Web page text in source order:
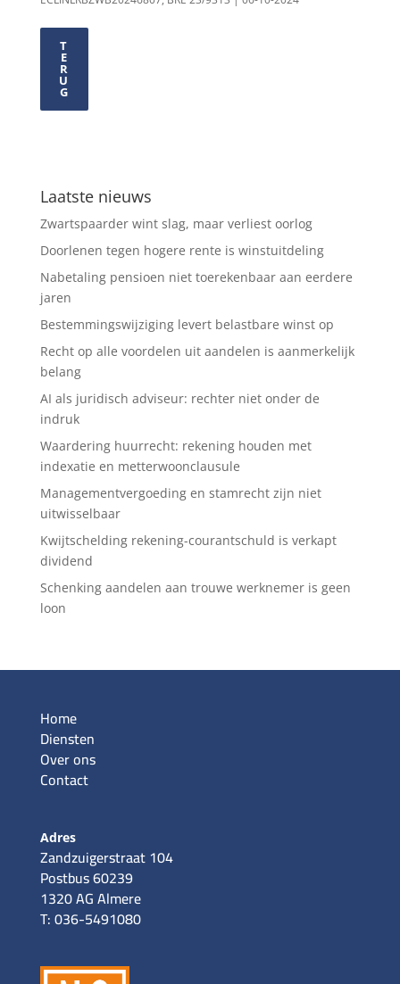
T
E
R
U
G
Laatste nieuws
Zwartspaarder wint slag, maar verliest oorlog
Doorlenen tegen hogere rente is winstuitdeling
Nabetaling pensioen niet toerekenbaar aan eerdere
jaren
Bestemmingswijziging levert belastbare winst op
Recht op alle voordelen uit aandelen is aanmerkelijk
belang
AI als juridisch adviseur: rechter niet onder de
indruk
Waardering huurrecht: rekening houden met
indexatie en metterwoonclausule
Managementvergoeding en stamrecht zijn niet
uitwisselbaar
Kwijtschelding rekening-courantschuld is verkapt
dividend
Schenking aandelen aan trouwe werknemer is geen
loon
Home
Diensten
Over ons
Contact
Adres
Zandzuigerstraat 104
Postbus 60239
1320 AG Almere
T: 036-5491080